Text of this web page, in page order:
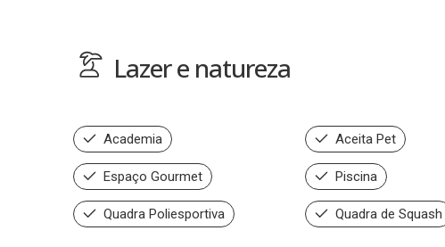
Lazer e natureza
Academia Aceita Pet
Espaço Gourmet Piscina
Quadra Poliesportiva Quadra de Squash